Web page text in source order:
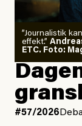
”Journalistik
effekt.”
ETC. Foto:
#57/2026